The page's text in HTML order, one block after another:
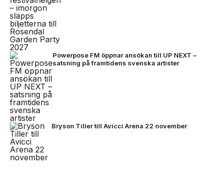
Powerpose FM öppnar ansökan till UP NEXT –
satsning på framtidens svenska artister
Bryson Tiller till Avicci Arena 22 november